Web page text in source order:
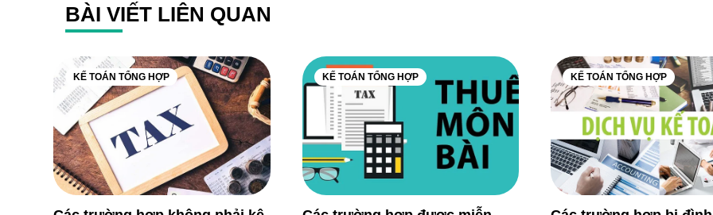
BÀI VIẾT LIÊN QUAN
KẾ TOÁN TỔNG HỢP KẾ TOÁN TỔNG HỢP KẾ TOÁN TỔNG HỢP